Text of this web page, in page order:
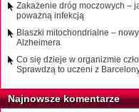
Zakażenie dróg moczowych –
poważną infekcją
Blaszki mitochondrialne –
Alzheimera
Co się dzieje w organizmie
Sprawdzą to uczeni z
Najnowsze komentarze